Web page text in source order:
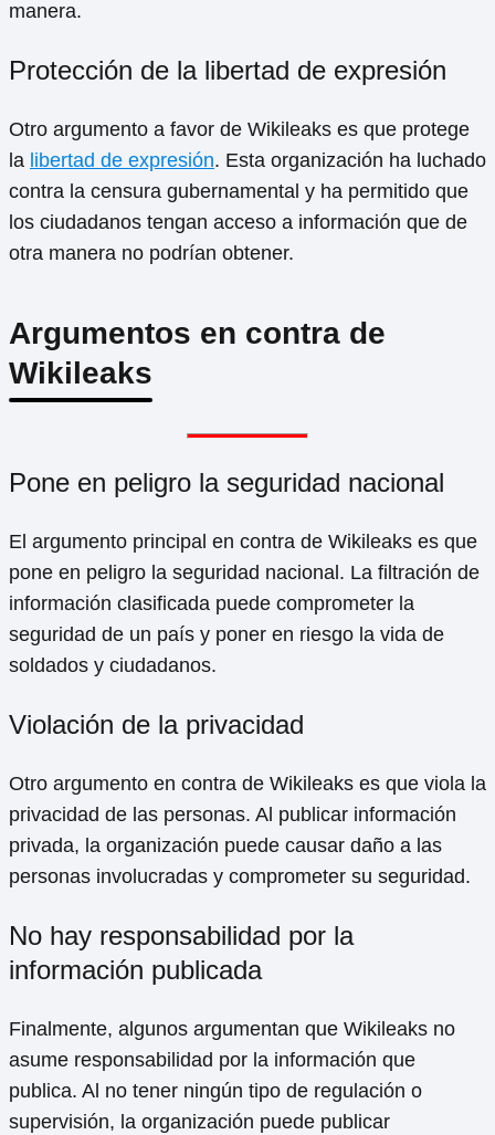
manera.
Protección de la libertad de expresión
Otro argumento a favor de Wikileaks es que protege
la libertad de expresión. Esta organización ha luchado
contra la censura gubernamental y ha permitido que
los ciudadanos tengan acceso a información que de
otra manera no podrían obtener.
Argumentos en contra de
Wikileaks
Pone en peligro la seguridad nacional
El argumento principal en contra de Wikileaks es que
pone en peligro la seguridad nacional. La filtración de
información clasificada puede comprometer la
seguridad de un país y poner en riesgo la vida de
soldados y ciudadanos.
Violación de la privacidad
Otro argumento en contra de Wikileaks es que viola la
privacidad de las personas. Al publicar información
privada, la organización puede causar daño a las
personas involucradas y comprometer su seguridad.
No hay responsabilidad por la
información publicada
Finalmente, algunos argumentan que Wikileaks no
asume responsabilidad por la información que
publica. Al no tener ningún tipo de regulación o
supervisión, la organización puede publicar